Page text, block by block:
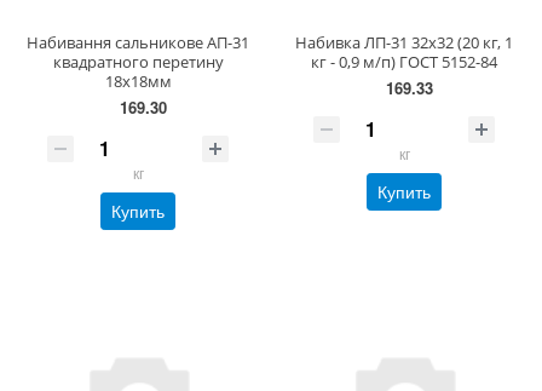
Набивання сальникове АП-31
квадратного перетину
18х18мм
169.30
кг
Купить
Набивка ЛП-31 32х32 (20 кг, 1
кг - 0,9 м/п) ГОСТ 5152-84
169.33
кг
Купить